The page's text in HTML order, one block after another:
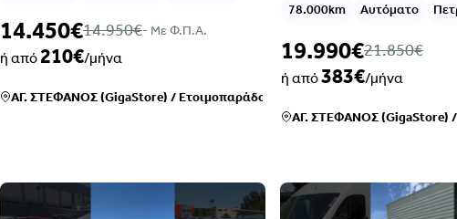
14.450€14.950€- Mε Φ.Π.Α.
ή από210€/μήνα
ΑΓ. ΣΤΕΦΑΝΟΣ (GigaStore) /Ετοιμοπαράδοτο
78.000km Αυτόματο
19.990€21.850€
ή από383€/μήνα
ΑΓ. ΣΤΕΦΑΝΟΣ (GigaStore) /